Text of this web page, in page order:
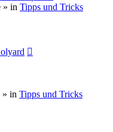
» in Tipps und Tricks
» in Tipps und Tricks